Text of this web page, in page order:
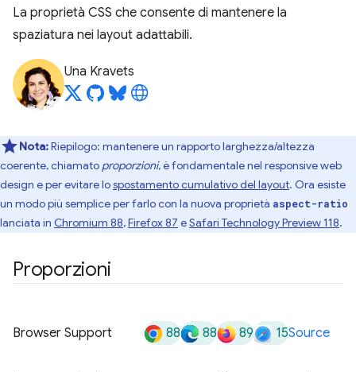
La proprietà CSS che consente di mantenere la
spaziatura nei layout adattabili.
Una Kravets
Nota:Riepilogo: mantenere un rapporto larghezza/altezza
coerente, chiamato proporzioni, è fondamentale nel responsive web
design e per evitare lospostamento cumulativo del layout. Ora esiste
un modo più semplice per farlo con la nuova proprietà aspect-ratio
lanciata in Chromium 88,Firefox 87 eSafari Technology Preview 118.
Proporzioni
Browser Support 88 88 89 15Source